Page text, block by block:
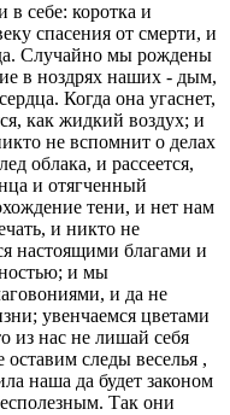
себе: коротка и
спасения от смерти, и
Случайно мы рождены
в ноздрях наших - дым,
Когда она угаснет,
как жидкий воздух; и
не вспомнит о делах
облака, и рассеется,
и отягченный
тени, и нет нам
и никто не
настоящими благами и
и мы
и да не
увенчаемся цветами
из нас не лишай себя
следы веселья ,
наша да будет законом
Так они